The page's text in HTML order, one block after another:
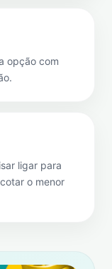
opção com
ligar para
o menor